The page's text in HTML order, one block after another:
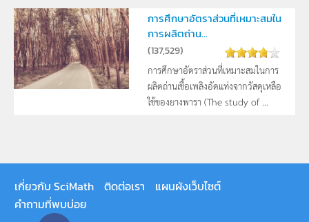
การศึกษาอัตราส่วนที่เหมาะสมใน
การผลิตถ่าน...
(137,529)
การศึกษาอัตราส่วนที่เหมาะสมในการ
ผลิตถ่านเชื้อเพลิงอัดแท่งจากวัสดุเหลือ
ใช้ของยางพารา (The study of ...
เกี่ยวกับ SciMath ติดต่อเรา
แผนผังเว็บไซต์
คำถามที่พบบ่อย